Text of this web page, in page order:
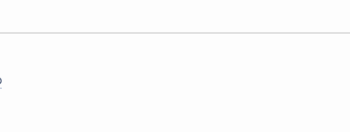
["choix"]);$i++)